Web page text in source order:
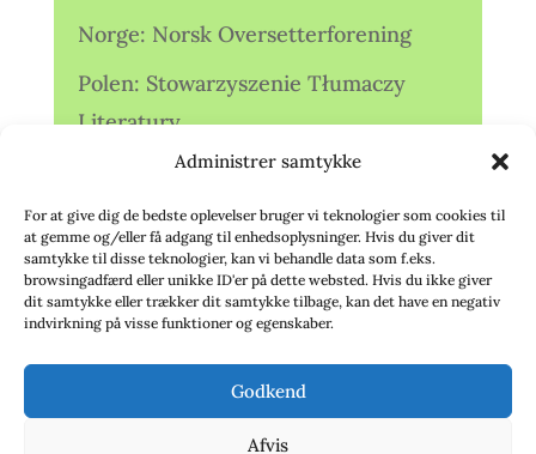
Administrer samtykke
For at give dig de bedste oplevelser bruger vi teknologier som cookies til
at gemme og/eller få adgang til enhedsoplysninger. Hvis du giver dit
samtykke til disse teknologier, kan vi behandle data som f.eks.
browsingadfærd eller unikke ID'er på dette websted. Hvis du ikke giver
dit samtykke eller trækker dit samtykke tilbage, kan det have en negativ
indvirkning på visse funktioner og egenskaber.
Godkend
Afvis
Norge: Norsk Oversetterforening
Polen: Stowarzyszenie Tłumaczy
Literatury
Storbritannien: Translators
Association (TA)
Sverige: Översättarsektionen (Ö.)
Sverige: Översättarcentrum (ÖC)
deutschsprachiger Übersetzer (VdÜ)